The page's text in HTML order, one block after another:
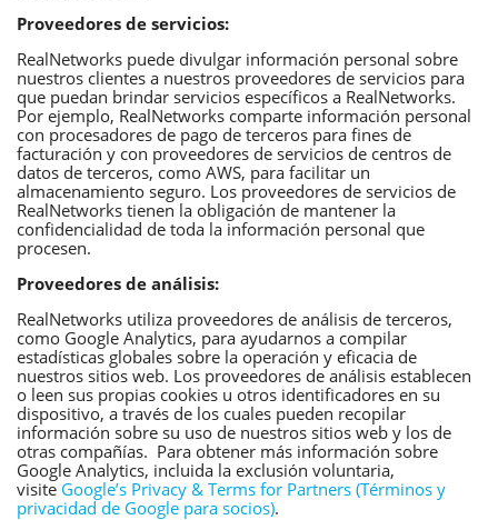
Proveedores de servicios:
RealNetworks puede divulgar información personal sobre
nuestros clientes a nuestros proveedores de servicios para
que puedan brindar servicios específicos a RealNetworks.
Por ejemplo, RealNetworks comparte información personal
con procesadores de pago de terceros para fines de
facturación y con proveedores de servicios de centros de
datos de terceros, como AWS, para facilitar un
almacenamiento seguro. Los proveedores de servicios de
RealNetworks tienen la obligación de mantener la
confidencialidad de toda la información personal que
procesen.
Proveedores de análisis:
RealNetworks utiliza proveedores de análisis de terceros,
como Google Analytics, para ayudarnos a compilar
estadísticas globales sobre la operación y eficacia de
nuestros sitios web. Los proveedores de análisis establecen
o leen sus propias cookies u otros identificadores en su
dispositivo, a través de los cuales pueden recopilar
información sobre su uso de nuestros sitios web y los de
otras compañías. Para obtener más información sobre
Google Analytics, incluida la exclusión voluntaria,
visite Google’s Privacy & Terms for Partners (Términos y
privacidad de Google para socios).